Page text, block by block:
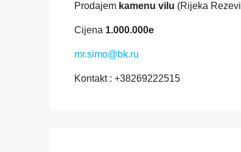
Prodajem kamenu vilu (Rijeka
Cijena 1.000.000e
mr.simo@bk.ru
Kontakt : +38269222515